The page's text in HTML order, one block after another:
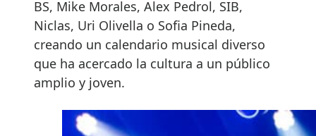
BS, Mike Morales, Alex Pedrol, SIB,
Niclas, Uri Olivella o Sofia Pineda,
creando un calendario musical diverso
que ha acercado la cultura a un público
amplio y joven.